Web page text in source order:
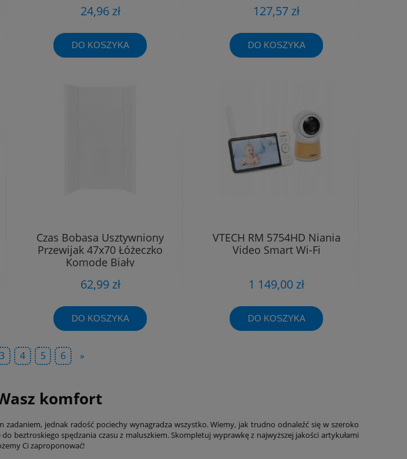
24,96 zł
DO KOSZYKA
127,57 zł
DO KOSZYKA
Czas Bobasa Usztywniony
Przewijak 47x70 Łóżeczko
Komodę Biały
62,99 zł
DO KOSZYKA
VTECH RM 5754HD Niania
Video Smart Wi-Fi
1 149,00 zł
DO KOSZYKA
3 4 5 6 »
komfort
jednak radość pociechy wynagradza wszystko. Wiemy, jak trudno odnaleźć się w szeroko
beztroskiego spędzania czasu z maluszkiem. Skompletuj wyprawkę z najwyższej jakości artykułami
Ci zaproponować!